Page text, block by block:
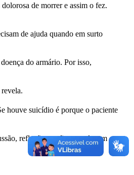
de morrer e assim o fez.
de ajuda quando em surto
do armário. Por isso,
houve suicídio é porque o paciente
reflexão e ações que devem